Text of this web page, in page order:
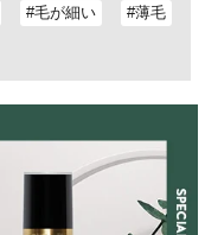
#毛が細い #薄毛